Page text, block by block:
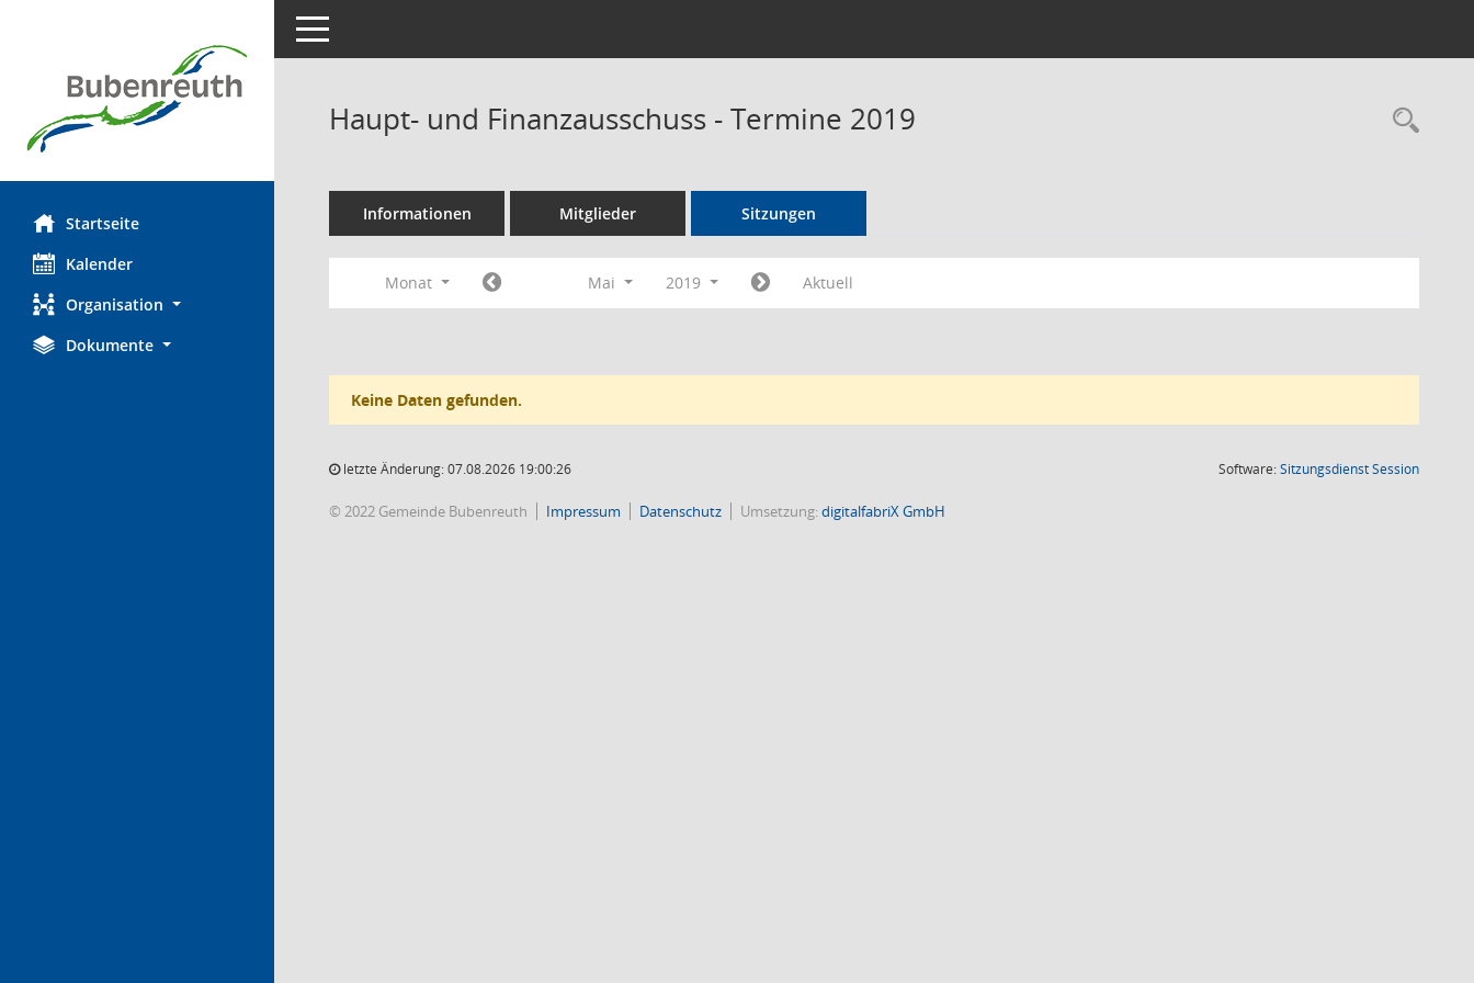
Startseite
Kalender
Organisation
Dokumente
Toggle navigation
Haupt- und Finanzausschuss - Termine 2019
Informationen Mitglieder Sitzungen
Monat Mai 2019 Aktuell
Keine Daten gefunden.
letzte Änderung: 07.08.2026 19:00:26 Software:SitzungsdienstSession(Wird in
© 2022 Gemeinde Bubenreuth Impressum Datenschutz Umsetzung:digitalfabriX GmbH